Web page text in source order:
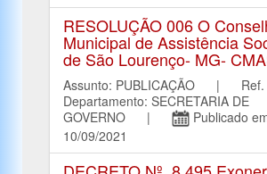
RESOLUÇÃO 006 O
Municipal de Assistência
de São Lourenço- MG-
Assunto: PUBLICAÇÃO | Ref.
Departamento: SECRETARIA DE
GOVERNO |
Publicado
10/09/2021